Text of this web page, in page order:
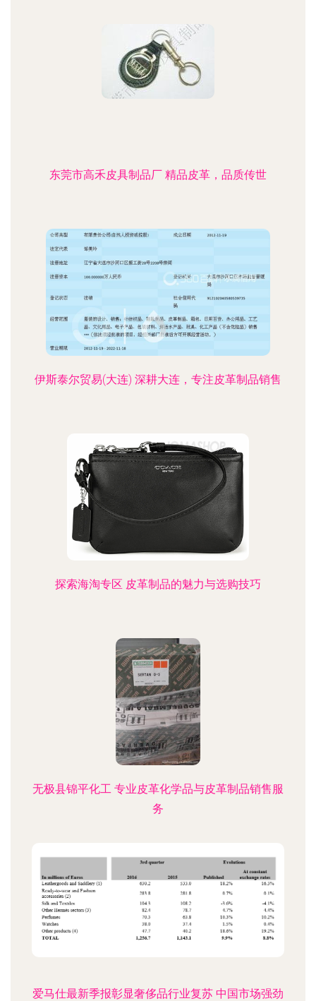
东莞市高禾皮具制品厂 精品皮革，品质传世
伊斯泰尔贸易(大连) 深耕大连，专注皮革制品销售
探索海淘专区 皮革制品的魅力与选购技巧
无极县锦平化工 专业皮革化学品与皮革制品销售服
务
爱马仕最新季报彰显奢侈品行业复苏 中国市场强劲